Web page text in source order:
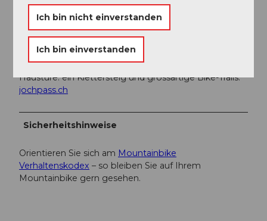
Kulinarik-Tipp auf dem Berg
Bärghuis Jochpass, Engelberg
Auf dem Jochpass gibt es schmachkhafte Gerichte,
die zum Geniessen und Kräftesammeln einladen. Hier
erlebt man die Natur pur und Action direkt vor der
Haustüre: ein Klettersteig und grossartige Bike-Trails.
jochpass.ch
Sicherheitshinweise
Orientieren Sie sich am Mountainbike
Verhaltenskodex – so bleiben Sie auf Ihrem
Mountainbike gern gesehen.
Ich bin nicht einverstanden
Ich bin einverstanden